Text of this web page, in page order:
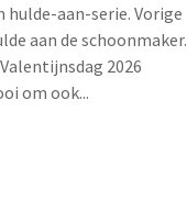
aan-serie. Vorige
aan de schoonmaker.
2026
om ook...